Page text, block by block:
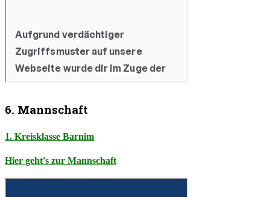
6. Mannschaft
1. Kreisklasse Barnim
Hier geht's zur Mannschaft